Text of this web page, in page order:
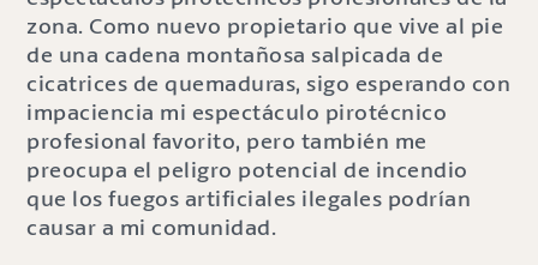
zona. Como nuevo propietario que vive al pie
de una cadena montañosa salpicada de
cicatrices de quemaduras, sigo esperando con
impaciencia mi espectáculo pirotécnico
profesional favorito, pero también me
preocupa el peligro potencial de incendio
que los fuegos artificiales ilegales podrían
causar a mi comunidad.